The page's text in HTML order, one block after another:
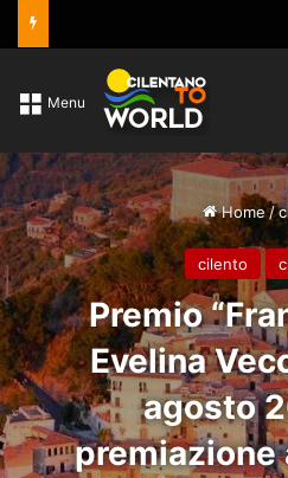
Menu
Home/
cilento
Premio
Evelina
agosto
premiazione